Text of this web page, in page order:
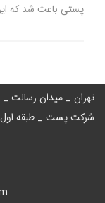
پستی باعث شد که این
تهران _ میدان رسالت _
شرکت پست _ طبقه اول